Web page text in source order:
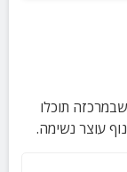
תוכלו
עוצר נשימה.